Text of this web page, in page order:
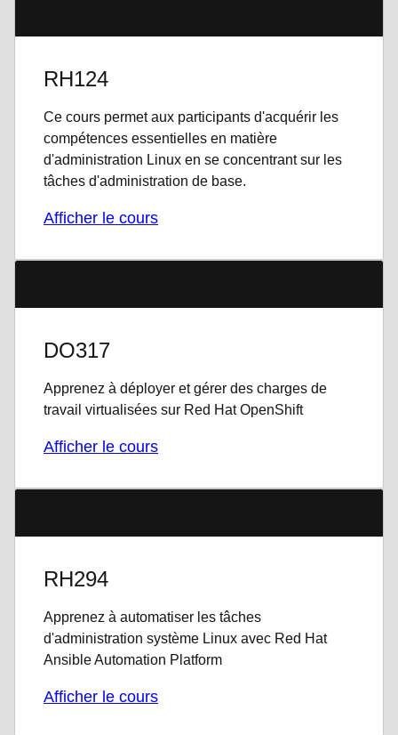
RH124
Ce cours permet aux participants d'acquérir les
compétences essentielles en matière
d'administration Linux en se concentrant sur les
tâches d'administration de base.
Afficher le cours
DO317
Apprenez à déployer et gérer des charges de
travail virtualisées sur Red Hat OpenShift
Afficher le cours
RH294
Apprenez à automatiser les tâches
d'administration système Linux avec Red Hat
Ansible Automation Platform
Afficher le cours